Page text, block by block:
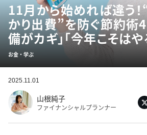
11月から始めれば違う
かり出費”を防ぐ節約術
備がカギ」「今年こそはや
お金・学ぶ
2025.11.01
山根純子
ファイナンシャルプランナー